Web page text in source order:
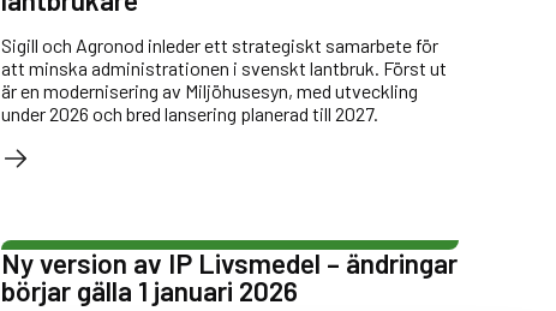
Sigill och Agronod inleder ett strategiskt samarbete för
att minska administrationen i svenskt lantbruk. Först ut
är en modernisering av Miljöhusesyn, med utveckling
under 2026 och bred lansering planerad till 2027.
Ny version av IP Livsmedel – ändringar
börjar gälla 1 januari 2026